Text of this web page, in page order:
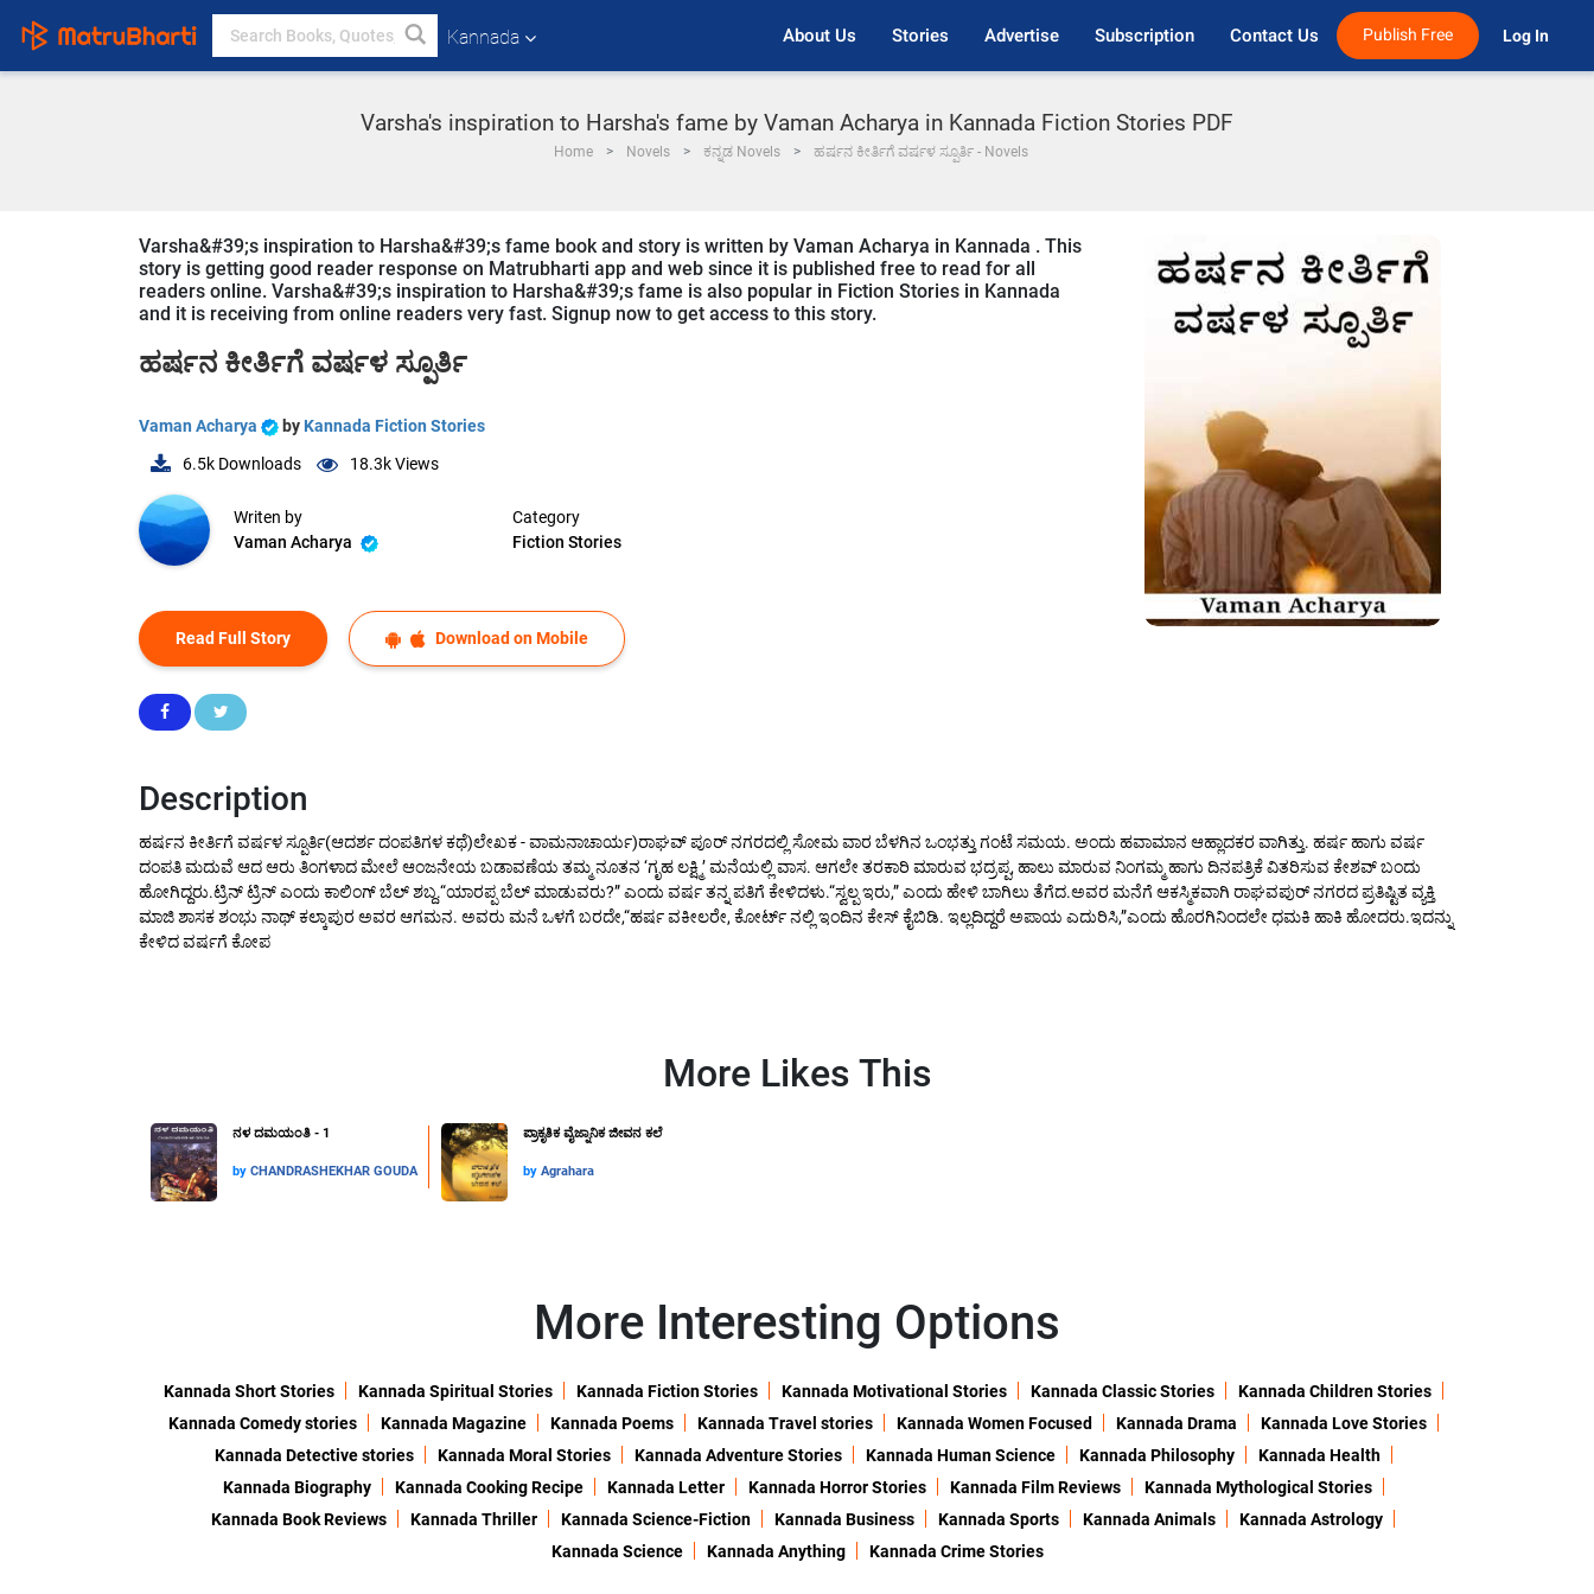
Kannada About Us Stories Advertise Subscription Contact Us Publish Free Log In
Varsha's inspiration to Harsha's fame by Vaman Acharya in Kannada Fiction Stories PDF
Home Novels ಕನ್ನಡ Novels ಹರ್ಷನ ಕೀರ್ತಿಗೆ ವರ್ಷಳ ಸ್ಪೂರ್ತಿ - Novels
Varsha&#39;s inspiration to Harsha&#39;s fame book and story is written by Vaman Acharya in Kannada . This
story is getting good reader response on Matrubharti app and web since it is published free to read for all
readers online. Varsha&#39;s inspiration to Harsha&#39;s fame is also popular in Fiction Stories in Kannada
and it is receiving from online readers very fast. Signup now to get access to this story.
ಹರ್ಷನ ಕೀರ್ತಿಗೆ ವರ್ಷಳ ಸ್ಪೂರ್ತಿ
Vaman Acharya by Kannada Fiction Stories
6.5k Downloads 18.3kViews
Writen by
Vaman Acharya
Category
Fiction Stories
Read Full Story Download on Mobile
Description
ಹರ್ಷನ ಕೀರ್ತಿಗೆ ವರ್ಷಳ ಸ್ಪೂರ್ತಿ(ಆದರ್ಶ ದಂಪತಿಗಳ ಕಥೆ)ಲೇಖಕ - ವಾಮನಾಚಾರ್ಯ)ರಾಘವ್ ಪೂರ್ ನಗರದಲ್ಲಿ ಸೋಮ ವಾರ ಬೆಳಗಿನ ಒಂಭತ್ತು ಗಂಟೆ ಸಮಯ. ಅಂದು ಹವಾಮಾನ ಆಹ್ಲಾದಕರ ವಾಗಿತ್ತು. ಹರ್ಷ ಹಾಗು ವರ್ಷ
ದಂಪತಿ ಮದುವೆ ಆದ ಆರು ತಿಂಗಳಾದ ಮೇಲೆ ಆಂಜನೇಯ ಬಡಾವಣೆಯ ತಮ್ಮ ನೂತನ ‘ಗೃಹ ಲಕ್ಷ್ಮಿ’ ಮನೆಯಲ್ಲಿ ವಾಸ. ಆಗಲೇ ತರಕಾರಿ ಮಾರುವ ಭದ್ರಪ್ಪ, ಹಾಲು ಮಾರುವ ನಿಂಗಮ್ಮ ಹಾಗು ದಿನಪತ್ರಿಕೆ ವಿತರಿಸುವ ಕೇಶವ್ ಬಂದು
ಹೋಗಿದ್ದರು.ಟ್ರಿನ್ ಟ್ರಿನ್ ಎಂದು ಕಾಲಿಂಗ್ ಬೆಲ್ ಶಬ್ದ.“ಯಾರಪ್ಪ ಬೆಲ್ ಮಾಡುವರು?” ಎಂದು ವರ್ಷ ತನ್ನ ಪತಿಗೆ ಕೇಳಿದಳು.“ಸ್ವಲ್ಪ ಇರು,” ಎಂದು ಹೇಳಿ ಬಾಗಿಲು ತೆಗೆದ.ಅವರ ಮನೆಗೆ ಆಕಸ್ಮಿಕವಾಗಿ ರಾಘವಪುರ್ ನಗರದ ಪ್ರತಿಷ್ಟಿತ ವ್ಯಕ್ತಿ
ಮಾಜಿ ಶಾಸಕ ಶಂಭು ನಾಥ್ ಕಲ್ಕಾಪುರ ಅವರ ಆಗಮನ. ಅವರು ಮನೆ ಒಳಗೆ ಬರದೇ,“ಹರ್ಷ ವಕೀಲರೇ, ಕೋರ್ಟ್ ನಲ್ಲಿ ಇಂದಿನ ಕೇಸ್ ಕೈಬಿಡಿ. ಇಲ್ಲದಿದ್ದರೆ ಅಪಾಯ ಎದುರಿಸಿ,”ಎಂದು ಹೊರಗಿನಿಂದಲೇ ಧಮಕಿ ಹಾಕಿ ಹೋದರು.ಇದನ್ನು
ಕೇಳಿದ ವರ್ಷಗೆ ಕೋಪ
More Likes This
ನಳ ದಮಯಂತಿ - 1
by CHANDRASHEKHAR GOUDA
ಪ್ರಾಕೃತಿಕ ವೈಜ್ನಾನಿಕ ಜೀವನ ಕಲೆ
by Agrahara
More Interesting Options
Kannada Short Stories Kannada Spiritual Stories Kannada Fiction Stories Kannada Motivational Stories Kannada Classic Stories
Kannada Children Stories
Kannada Comedy stories
Kannada Magazine Kannada Poems Kannada Travel stories Kannada Women Focused Kannada Drama
Kannada Love Stories
Kannada Detective stories
Kannada Moral Stories Kannada Adventure Stories Kannada Human Science Kannada Philosophy
Kannada Health
Kannada Biography
Kannada Cooking Recipe Kannada Letter Kannada Horror Stories Kannada Film Reviews
Kannada Mythological Stories
Kannada Book Reviews
Kannada Thriller Kannada Science-Fiction Kannada Business Kannada Sports Kannada Animals
Kannada Astrology
Kannada Science
Kannada Anything Kannada Crime Stories